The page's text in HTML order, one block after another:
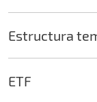
Estructura
ETF